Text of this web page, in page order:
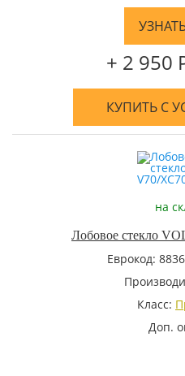
+ 2 950
КУПИТЬ С
на
Лобовое стекло
Еврокод:
Класс:
Доп.